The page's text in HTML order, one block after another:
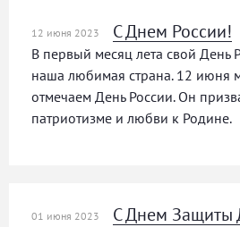
12 июня 2023 С Днем России!
В первый месяц лета свой День
наша любимая страна. 12 июня
отмечаем День России. Он
патриотизме и любви к Родине.
01 июня 2023 С Днем Защиты